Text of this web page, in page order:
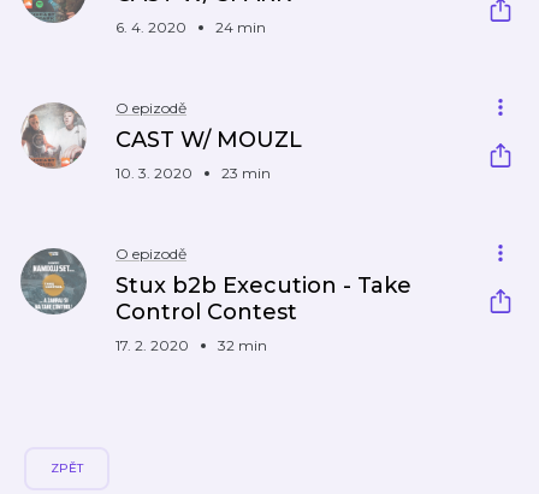
6. 4. 2020 24 min
O epizodě
CAST W/ MOUZL
10. 3. 2020 23 min
O epizodě
Stux b2b Execution - Take
Control Contest
17. 2. 2020 32 min
ZPĚT